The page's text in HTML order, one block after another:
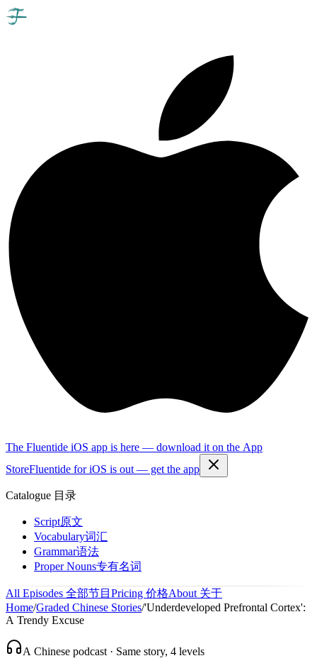
The Fluentide iOS app is here — download it on the App
StoreFluentide for iOS is out — get the app
Catalogue 目录
Script原文
Vocabulary词汇
Grammar语法
Proper Nouns专有名词
All Episodes 全部节目 Pricing 价格About 关于
Home/Graded Chinese Stories/'Underdeveloped Prefrontal Cortex':
A Trendy Excuse
A Chinese podcast · Same story, 4 levels